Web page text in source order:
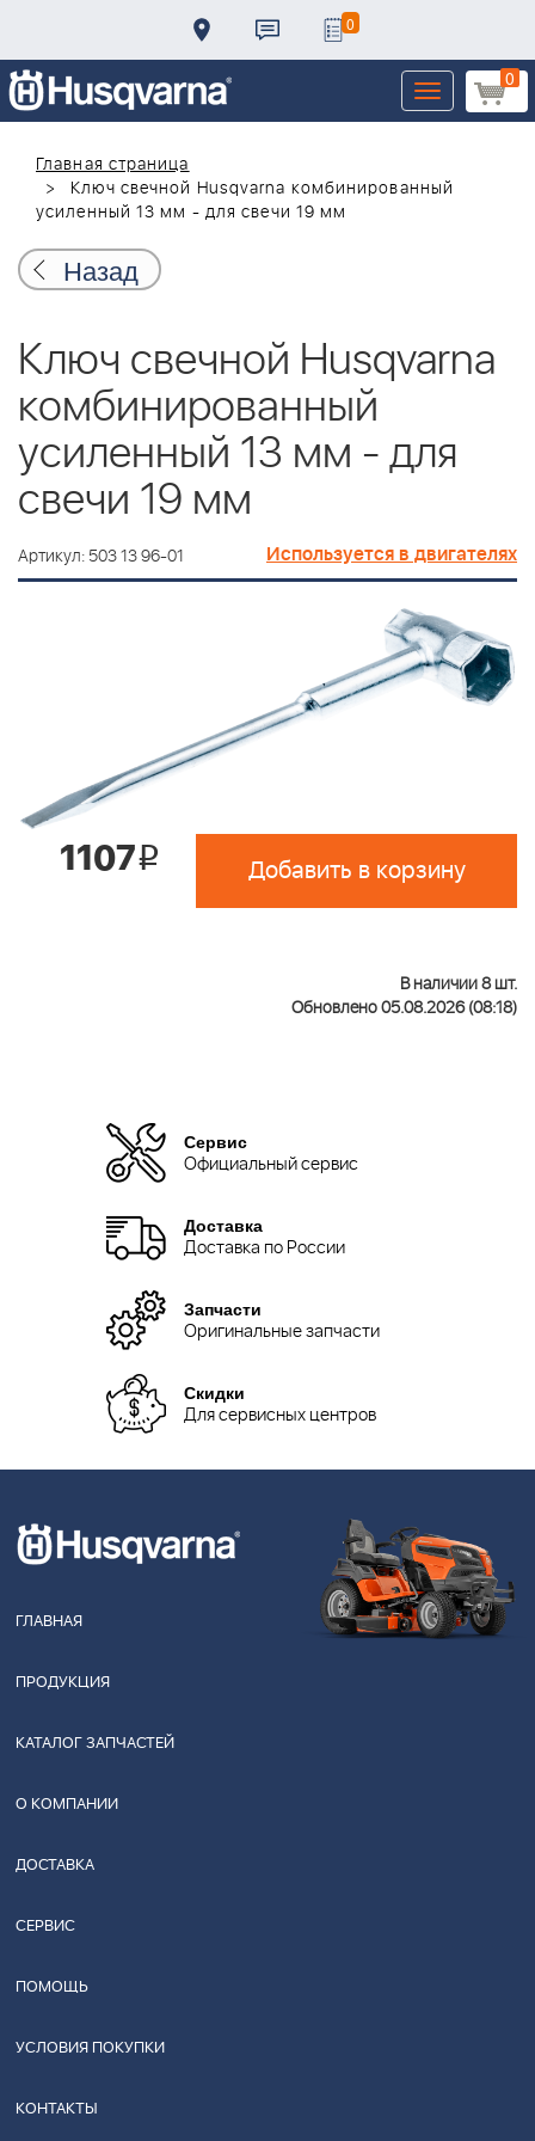
0
0
Toggle
navigation
Главная страница
Ключ свечной Husqvarna комбинированный
усиленный 13 мм - для свечи 19 мм
Назад
Ключ свечной Husqvarna
комбинированный
усиленный 13 мм - для
свечи 19 мм
Артикул: 503 13 96-01 Используется в двигателях
1107i Добавить в корзину
В наличии 8 шт.
Обновлено 05.08.2026 (08:18)
Сервис
Официальный сервис
Доставка
Доставка по России
Запчасти
Оригинальные запчасти
Скидки
Для сервисных центров
ГЛАВНАЯ
ПРОДУКЦИЯ
КАТАЛОГ ЗАПЧАСТЕЙ
О КОМПАНИИ
ДОСТАВКА
СЕРВИС
ПОМОЩЬ
УСЛОВИЯ ПОКУПКИ
КОНТАКТЫ